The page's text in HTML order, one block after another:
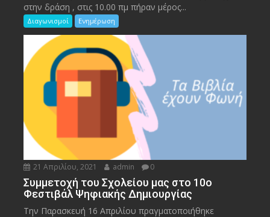
στην δράση , στις 10.00 πμ πήραν μέρος...
Διαγωνισμοί Ενημέρωση
21 Απριλίου, 2021 admin 0
Συμμετοχή του Σχολείου μας στο 10ο
Φεστιβάλ Ψηφιακής Δημιουργίας
Την Παρασκευή 16 Απριλίου πραγματοποιήθηκε